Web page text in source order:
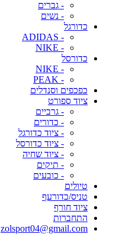
- גברים
- נשים
כדורגל
- ADIDAS
- NIKE
כדורסל
- NIKE
- PEAK
כפכפים וסנדלים
ציוד ספורט
- גרביים
- כדורים
- ציוד כדורגל
- ציוד כדורסל
- ציוד שחיה
- תיקים
- כובעים
טיולים
טניס/כדורעף
ציוד חורף
התחברות
zolsport04@gmail.com